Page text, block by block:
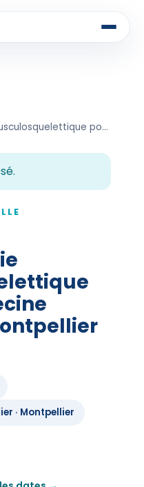
Formation d’échographie musculosquelettique pour la médecine générale – Montpellier – Juin 2025
· Montpellier